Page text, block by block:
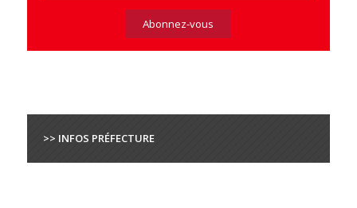
>> INFOS PRÉFECTURE